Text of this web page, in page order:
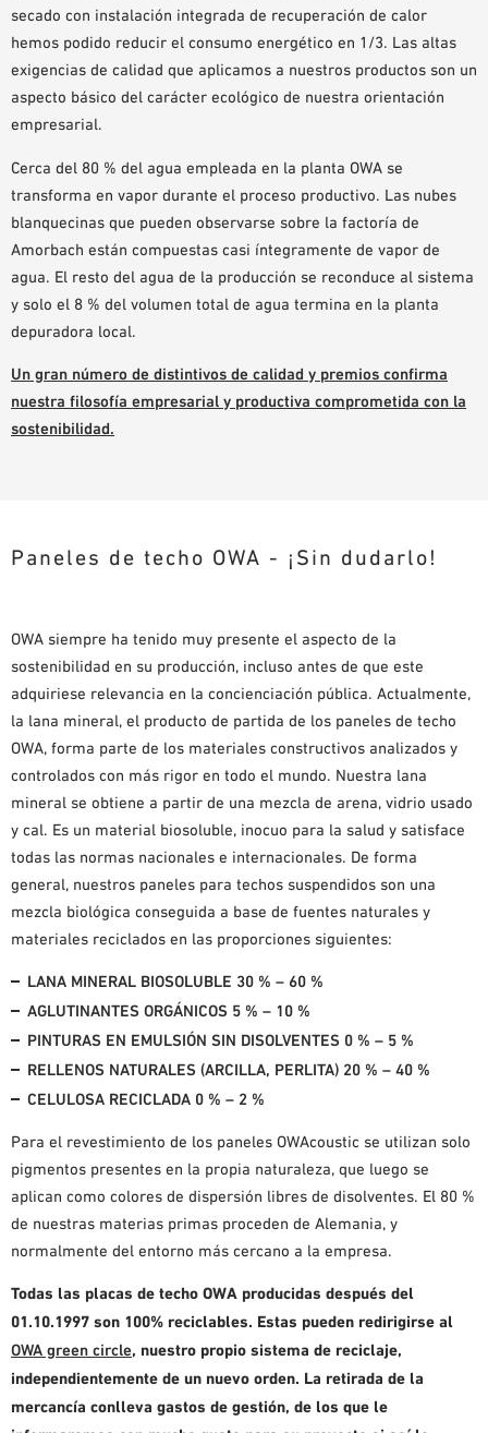
secado con instalación integrada de recuperación de calor
hemos podido reducir el consumo energético en 1/3. Las altas
exigencias de calidad que aplicamos a nuestros productos son un
aspecto básico del carácter ecológico de nuestra orientación
empresarial.
Cerca del 80 % del agua empleada en la planta OWA se
transforma en vapor durante el proceso productivo. Las nubes
blanquecinas que pueden observarse sobre la factoría de
Amorbach están compuestas casi íntegramente de vapor de
agua. El resto del agua de la producción se reconduce al sistema
y solo el 8 % del volumen total de agua termina en la planta
depuradora local.
Un gran número de distintivos de calidad y premios confirma
nuestra filosofía empresarial y productiva comprometida con la
sostenibilidad.
Paneles de techo OWA - ¡Sin dudarlo!
OWA siempre ha tenido muy presente el aspecto de la
sostenibilidad en su producción, incluso antes de que este
adquiriese relevancia en la concienciación pública. Actualmente,
la lana mineral, el producto de partida de los paneles de techo
OWA, forma parte de los materiales constructivos analizados y
controlados con más rigor en todo el mundo. Nuestra lana
mineral se obtiene a partir de una mezcla de arena, vidrio usado
y cal. Es un material biosoluble, inocuo para la salud y satisface
todas las normas nacionales e internacionales. De forma
general, nuestros paneles para techos suspendidos son una
mezcla biológica conseguida a base de fuentes naturales y
materiales reciclados en las proporciones siguientes:
LANA MINERAL BIOSOLUBLE 30 % – 60 %
AGLUTINANTES ORGÁNICOS 5 % – 10 %
PINTURAS EN EMULSIÓN SIN DISOLVENTES 0 % – 5 %
RELLENOS NATURALES (ARCILLA, PERLITA) 20 % – 40 %
CELULOSA RECICLADA 0 % – 2 %
Para el revestimiento de los paneles OWAcoustic se utilizan solo
pigmentos presentes en la propia naturaleza, que luego se
aplican como colores de dispersión libres de disolventes. El 80 %
de nuestras materias primas proceden de Alemania, y
normalmente del entorno más cercano a la empresa.
Todas las placas de techo OWA producidas después del
01.10.1997 son 100% reciclables. Estas pueden redirigirse al
OWA green circle, nuestro propio sistema de reciclaje,
independientemente de un nuevo orden. La retirada de la
mercancía conlleva gastos de gestión, de los que le